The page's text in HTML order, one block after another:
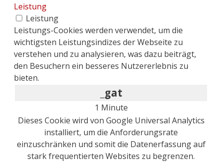
Leistung
Leistung
Leistungs-Cookies werden verwendet, um die
wichtigsten Leistungsindizes der Webseite zu
verstehen und zu analysieren, was dazu beiträgt,
den Besuchern ein besseres Nutzererlebnis zu
bieten.
_gat
1 Minute
Dieses Cookie wird von Google Universal Analytics
installiert, um die Anforderungsrate
einzuschränken und somit die Datenerfassung auf
stark frequentierten Websites zu begrenzen.